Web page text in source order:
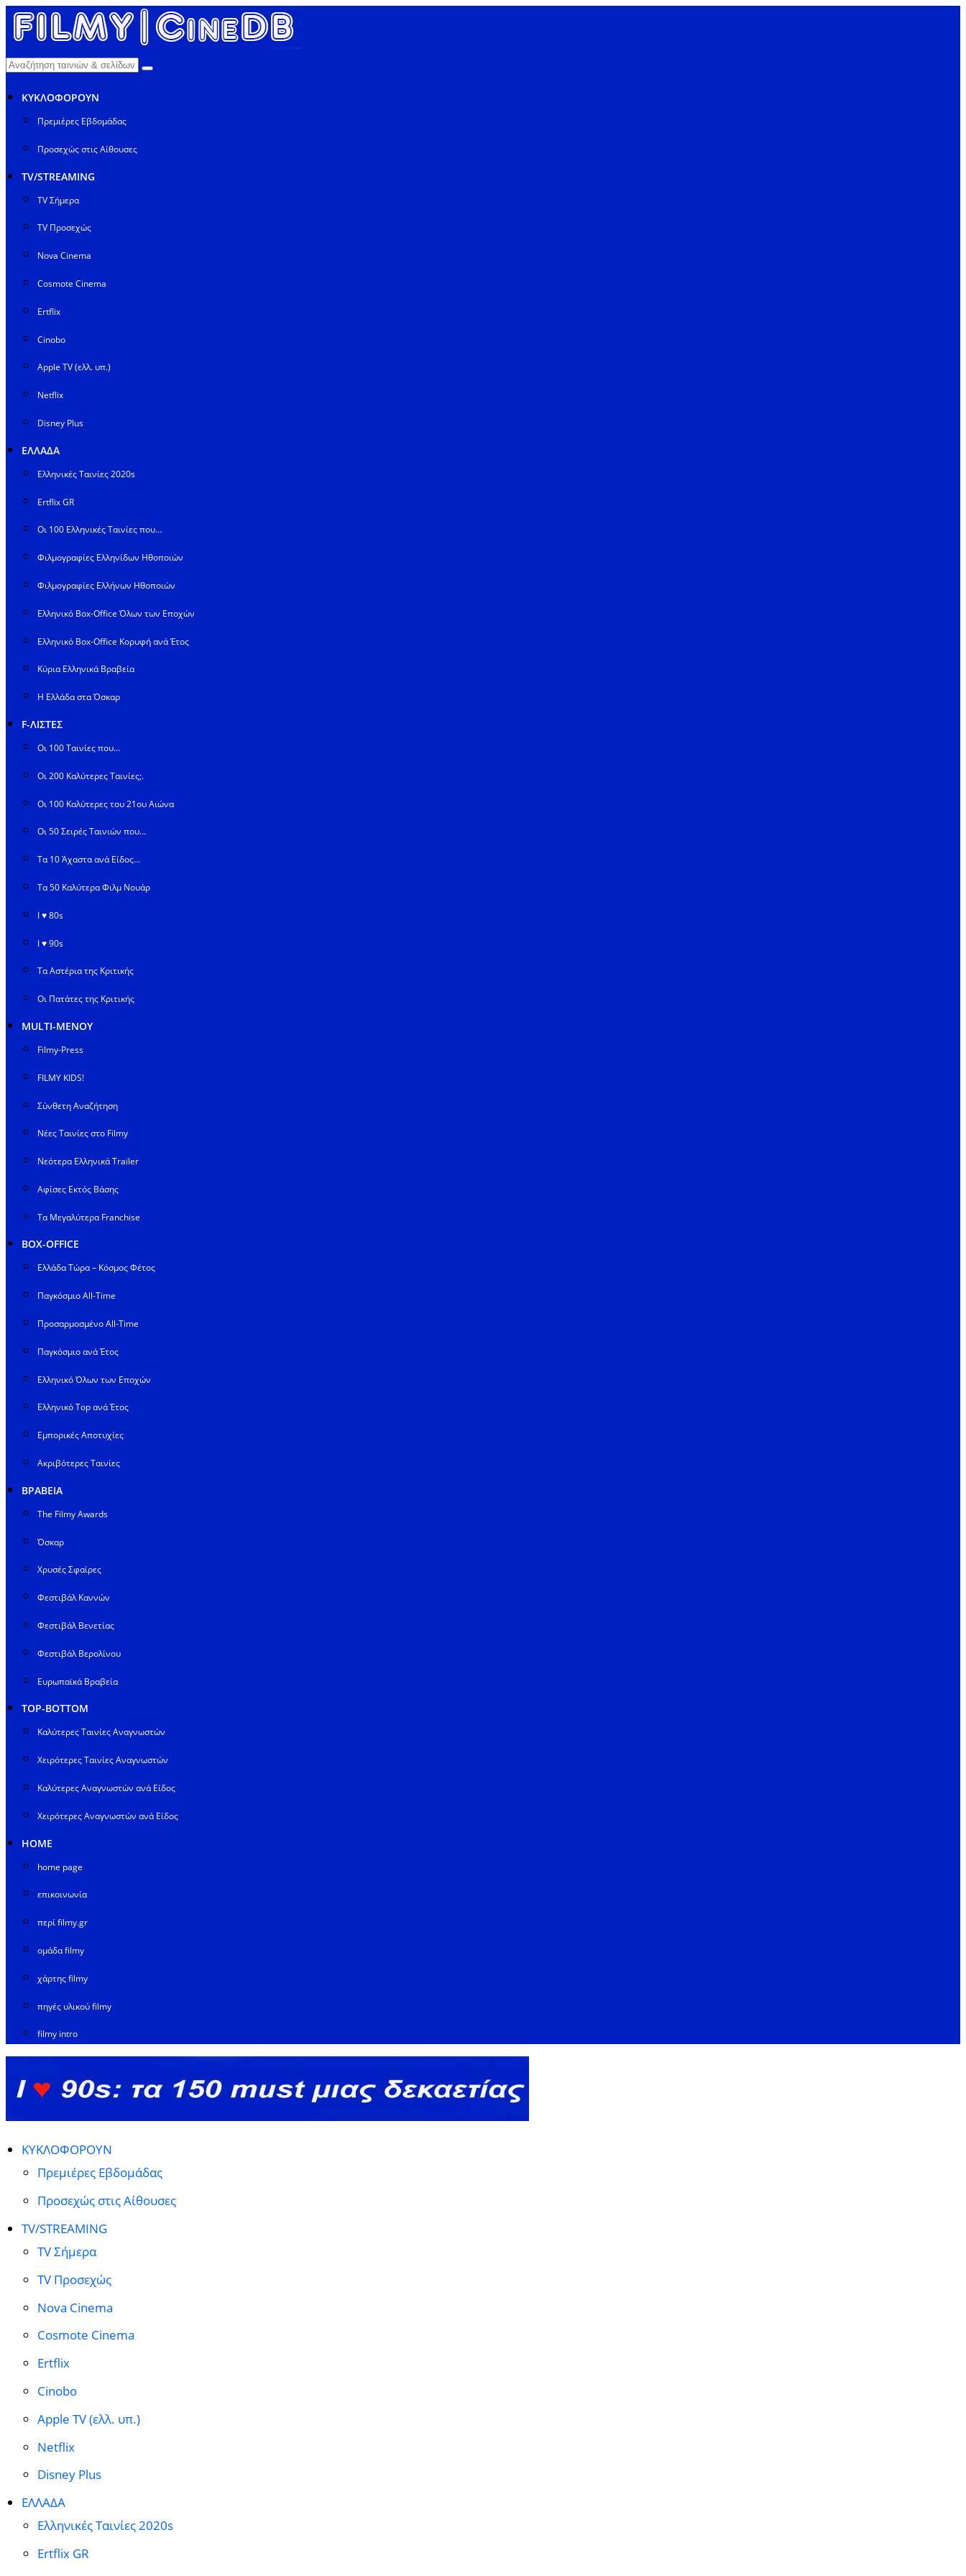
ΚΥΚΛΟΦΟΡΟΥΝ
Πρεμιέρες Εβδομάδας
Προσεχώς στις Αίθουσες
TV/STREAMING
TV Σήμερα
TV Προσεχώς
Nova Cinema
Cosmote Cinema
Ertflix
Cinobo
Apple TV (ελλ. υπ.)
Netflix
Disney Plus
ΕΛΛΑΔΑ
Ελληνικές Ταινίες 2020s
Ertflix GR
Οι 100 Ελληνικές Ταινίες που…
Φιλμογραφίες Ελληνίδων Ηθοποιών
Φιλμογραφίες Ελλήνων Ηθοποιών
Ελληνικό Box-Office Όλων των Εποχών
Ελληνικό Box-Office Κορυφή ανά Έτος
Κύρια Ελληνικά Βραβεία
Η Ελλάδα στα Όσκαρ
F-ΛΙΣΤΕΣ
Οι 100 Ταινίες που…
Οι 200 Καλύτερες Ταινίες;.
Οι 100 Καλύτερες του 21ου Αιώνα
Οι 50 Σειρές Ταινιών που…
Τα 10 Άχαστα ανά Είδος…
Τα 50 Καλύτερα Φιλμ Νουάρ
I ♥ 80s
I ♥ 90s
Τα Αστέρια της Κριτικής
Οι Πατάτες της Κριτικής
MULTI-ΜΕΝΟΥ
Filmy-Press
FILMY KIDS!
Σύνθετη Αναζήτηση
Νέες Ταινίες στο Filmy
Νεότερα Ελληνικά Trailer
Αφίσες Εκτός Βάσης
Τα Μεγαλύτερα Franchise
BOX-OFFICE
Ελλάδα Τώρα – Κόσμος Φέτος
Παγκόσμιο All-Time
Προσαρμοσμένο All-Time
Παγκόσμιο ανά Έτος
Ελληνικό Όλων των Εποχών
Ελληνικό Top ανά Έτος
Εμπορικές Αποτυχίες
Ακριβότερες Ταινίες
ΒΡΑΒΕΙΑ
The Filmy Awards
Όσκαρ
Χρυσές Σφαίρες
Φεστιβάλ Καννών
Φεστιβάλ Βενετίας
Φεστιβάλ Βερολίνου
Ευρωπαϊκά Βραβεία
TOP-BOTTOM
Καλύτερες Ταινίες Αναγνωστών
Χειρότερες Ταινίες Αναγνωστών
Καλύτερες Αναγνωστών ανά Είδος
Χειρότερες Αναγνωστών ανά Είδος
HOME
home page
επικοινωνία
περί filmy.gr
ομάδα filmy
χάρτης filmy
πηγές υλικού filmy
filmy intro
ΚΥΚΛΟΦΟΡΟΥΝ
Πρεμιέρες Εβδομάδας
Προσεχώς στις Αίθουσες
TV/STREAMING
TV Σήμερα
TV Προσεχώς
Nova Cinema
Cosmote Cinema
Ertflix
Cinobo
Apple TV (ελλ. υπ.)
Netflix
Disney Plus
ΕΛΛΑΔΑ
Ελληνικές Ταινίες 2020s
Ertflix GR